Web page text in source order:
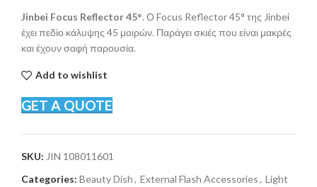
Jinbei Focus Reflector 45°. Ο Focus Reflector 45° της Jinbei
έχει πεδίο κάλυψης 45 μοιρών. Παράγει σκιές που είναι μακρές
και έχουν σαφή παρουσία.
Add to wishlist
GET A QUOTE
SKU: JIN 108011601
Categories: Beauty Dish, External Flash Accessories, Light